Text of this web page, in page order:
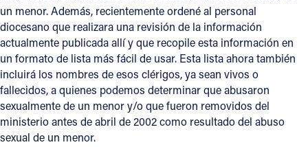
un menor. Además, recientemente ordené al personal
diocesano que realizara una revisión de la información
actualmente publicada allí y que recopile esta información en
un formato de lista más fácil de usar. Esta lista ahora también
incluirá los nombres de esos clérigos, ya sean vivos o
fallecidos, a quienes podemos determinar que abusaron
sexualmente de un menor y/o que fueron removidos del
ministerio antes de abril de 2002 como resultado del abuso
sexual de un menor.